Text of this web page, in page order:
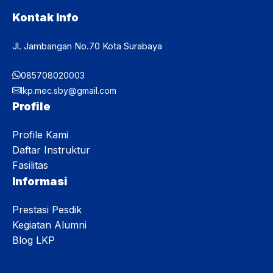
Kontak Info
Jl. Jambangan No.70 Kota Surabaya
085708020003
lkp.mec.sby@gmail.com
Profile
Profile Kami
Daftar Instruktur
Fasilitas
Informasi
Prestasi Pesdik
Kegiatan Alumni
Blog LKP